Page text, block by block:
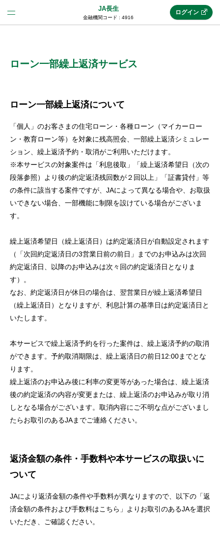
JA長生
金融機関コード : 4916
(法人JAネットバンク)
メリット
機能・サービス
使い方
困った時は
ログイン
ローン一部繰上返済サービス
ローン一部繰上返済について
「個人」のお客さまの住宅ローン・各種ローン（マイカーロー
ン・教育ローン等）を対象に残高照会、一部繰上返済シミュレー
ション、繰上返済予約・取消がご利用いただけます。
※本サービスの対象案件は「利息後取」「繰上返済希望日（次の
段落参照）より後の約定返済残回数が２回以上」「証書貸付」等
の条件に該当する案件ですが、JAによって異なる場合や、お取扱
いできない場合、一部機能に制限を設けている場合がございま
す。
繰上返済希望日（繰上返済日）は約定返済日が自動設定されます
（「次回約定返済日の3営業日前の前日」までのお申込みは次回
約定返済日、以降のお申込みは次々回の約定返済日となりま
す）。
なお、約定返済日が休日の場合は、翌営業日が繰上返済希望日
（繰上返済日）となりますが、利息計算の基準日は約定返済日と
いたします。
本サービスで繰上返済予約を行った案件は、繰上返済予約の取消
ができます。予約取消期限は、繰上返済日の前日12:00までとな
ります。
繰上返済のお申込み後に利率の変更等があった場合は、繰上返済
後の約定返済の内容が変更または、繰上返済のお申込みが取り消
しとなる場合がございます。取消内容にご不明な点がございまし
たらお取引のあるJAまでご連絡ください。
返済金額の条件・手数料や本サービスの取扱いに
ついて
JAにより返済金額の条件や手数料が異なりますので、以下の「返
済金額の条件および手数料はこちら」よりお取引のあるJAを選択
いただき、ご確認ください。